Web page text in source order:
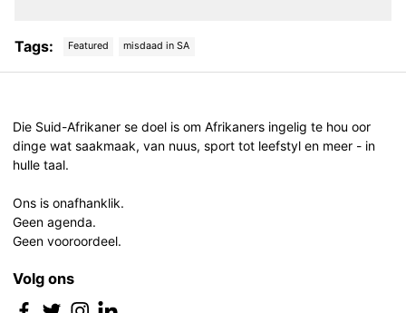
Tags: Featured misdaad in SA
Die Suid-Afrikaner se doel is om Afrikaners ingelig te hou oor
dinge wat saakmaak, van nuus, sport tot leefstyl en meer - in
hulle taal.
Ons is onafhanklik.
Geen agenda.
Geen vooroordeel.
Volg ons